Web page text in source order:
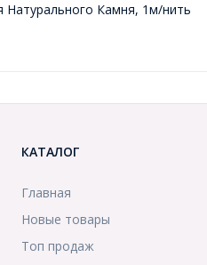
Натурального Камня, 1м/нить
КАТАЛОГ
Главная
Новые товары
Топ продаж